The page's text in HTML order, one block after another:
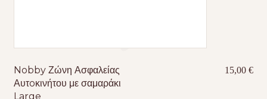
Nobby Ζώνη Ασφαλείας
Αυτoκινήτου με σαμαράκι
Large
15,00€